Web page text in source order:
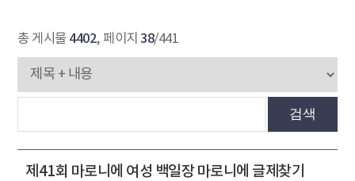
총 게시물 4402, 페이지 38/441
검색
제41회 마로니에 여성 백일장 마로니에 글제찾기